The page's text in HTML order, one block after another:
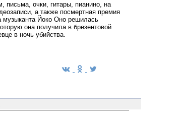
письма, очки, гитары, пианино, на
а также посмертная премия
музыканта Йоко Оно решилась
она получила в брезентовой
в ночь убийства.